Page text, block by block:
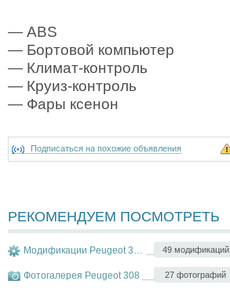
— ABS
— Бортовой компьютер
— Климат-контроль
— Круиз-контроль
— Фары ксенон
Подписаться на похожие объявления
РЕКОМЕНДУЕМ ПОСМОТРЕТЬ
49 модификаций
Модификации Peugeot 308
27 фотографий
Фотогалерея Peugeot 308